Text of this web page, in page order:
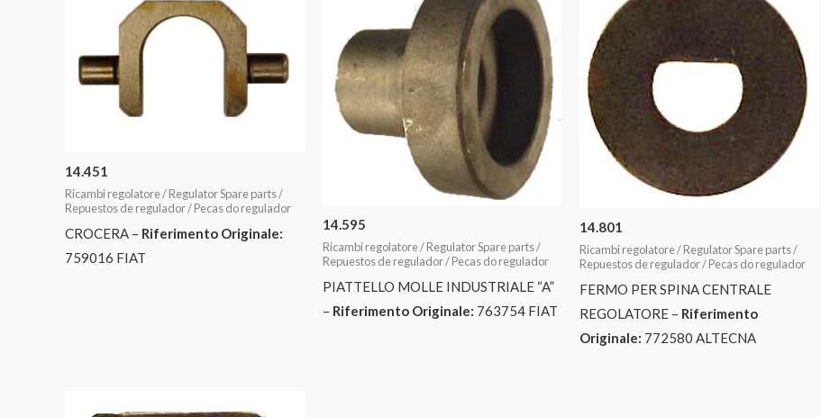
14.451
Ricambi regolatore / Regulator Spare parts /
Repuestos de regulador / Pecas do regulador
CROCERA – Riferimento Originale:
759016 FIAT
14.595
Ricambi regolatore / Regulator Spare parts /
Repuestos de regulador / Pecas do regulador
PIATTELLO MOLLE INDUSTRIALE “A”
– Riferimento Originale: 763754 FIAT
14.801
Ricambi regolatore / Regulator Spare parts /
Repuestos de regulador / Pecas do regulador
FERMO PER SPINA CENTRALE
REGOLATORE – Riferimento
Originale: 772580 ALTECNA